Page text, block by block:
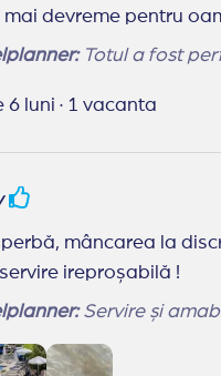
devreme pentru
Totul a fost
6 luni · 1 vacanta
mâncarea la
ireproșabilă !